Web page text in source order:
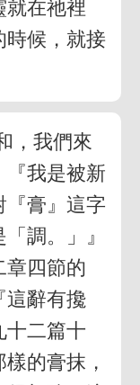
就在祂裡
時候，就接
，我們來
『我是被新
『膏』這字
調。」』
章四節的
這辭有攙
十二篇十
的膏抹，